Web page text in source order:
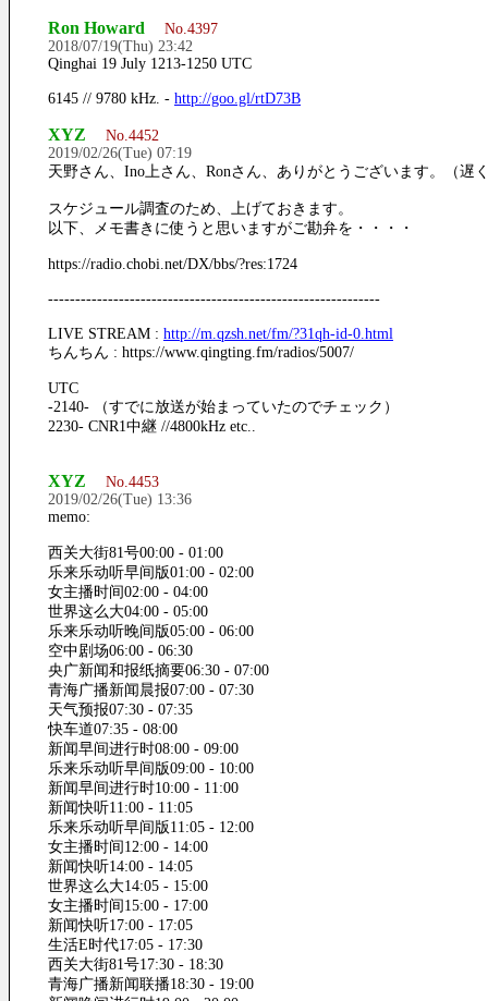
Ron Howard
No.4397
2018/07/19(Thu) 23:42
Qinghai 19 July 1213-1250 UTC
6145 // 9780 kHz. - http://goo.gl/rtD73B
XYZ
No.4452
2019/02/26(Tue) 07:19
天野さん、Ino上さん、Ronさん、ありがとうございます。（遅
スケジュール調査のため、上げておきます。
以下、メモ書きに使うと思いますがご勘弁を・・・・
https://radio.chobi.net/DX/bbs/?res:1724
-------------------------------------------------------------
LIVE STREAM : http://m.qzsh.net/fm/?31qh-id-0.html
ちんちん : https://www.qingting.fm/radios/5007/
UTC
-2140- （すでに放送が始まっていたのでチェック）
2230- CNR1中継 //4800kHz etc..
XYZ
No.4453
2019/02/26(Tue) 13:36
memo:
西关大街81号00:00 - 01:00
乐来乐动听早间版01:00 - 02:00
女主播时间02:00 - 04:00
世界这么大04:00 - 05:00
乐来乐动听晚间版05:00 - 06:00
空中剧场06:00 - 06:30
央广新闻和报纸摘要06:30 - 07:00
青海广播新闻晨报07:00 - 07:30
天气预报07:30 - 07:35
快车道07:35 - 08:00
新闻早间进行时08:00 - 09:00
乐来乐动听早间版09:00 - 10:00
新闻早间进行时10:00 - 11:00
新闻快听11:00 - 11:05
乐来乐动听早间版11:05 - 12:00
女主播时间12:00 - 14:00
新闻快听14:00 - 14:05
世界这么大14:05 - 15:00
女主播时间15:00 - 17:00
新闻快听17:00 - 17:05
生活E时代17:05 - 17:30
西关大街81号17:30 - 18:30
青海广播新闻联播18:30 - 19:00